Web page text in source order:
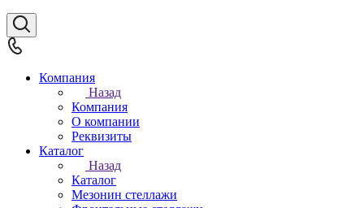
Компания
Назад
Компания
О компании
Реквизиты
Каталог
Назад
Каталог
Мезонин стеллажи